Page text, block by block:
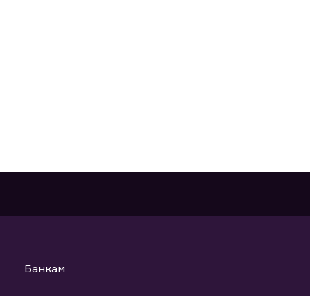
Банкам